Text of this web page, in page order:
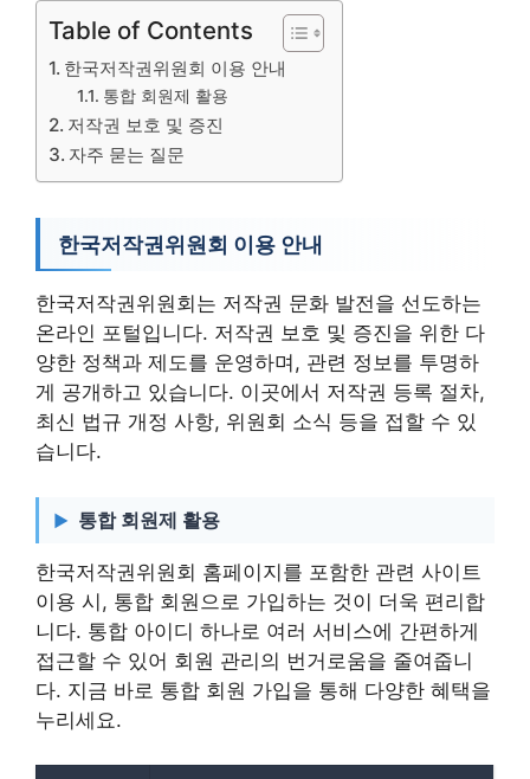
Table of Contents
한국저작권위원회 이용 안내
통합 회원제 활용
저작권 보호 및 증진
자주 묻는 질문
한국저작권위원회 이용 안내
한국저작권위원회는 저작권 문화 발전을 선도하는
온라인 포털입니다. 저작권 보호 및 증진을 위한 다
양한 정책과 제도를 운영하며, 관련 정보를 투명하
게 공개하고 있습니다. 이곳에서 저작권 등록 절차,
최신 법규 개정 사항, 위원회 소식 등을 접할 수 있
습니다.
통합 회원제 활용
한국저작권위원회 홈페이지를 포함한 관련 사이트
이용 시, 통합 회원으로 가입하는 것이 더욱 편리합
니다. 통합 아이디 하나로 여러 서비스에 간편하게
접근할 수 있어 회원 관리의 번거로움을 줄여줍니
다. 지금 바로 통합 회원 가입을 통해 다양한 혜택을
누리세요.